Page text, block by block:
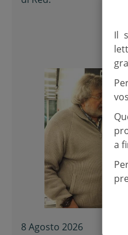
della
8 Agosto 2026
Il
a